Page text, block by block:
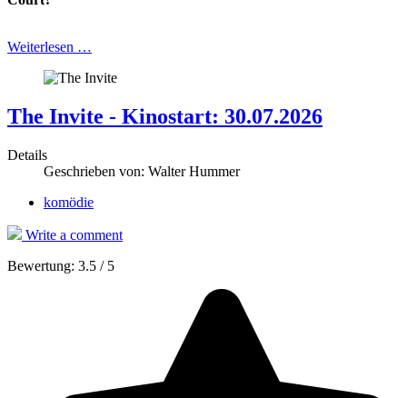
Weiterlesen …
The Invite - Kinostart: 30.07.2026
Details
Geschrieben von: Walter Hummer
komödie
Write a comment
Bewertung: 3.5 / 5